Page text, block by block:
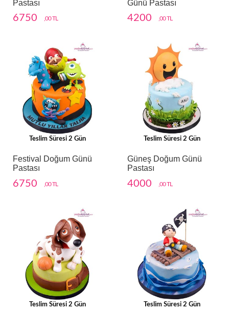
Pastası
6750 ,00 TL
Günü Pastası
4200 ,00 TL
Teslim Süresi 2 Gün
Festival Doğum Günü
Pastası
6750 ,00 TL
Teslim Süresi 2 Gün
Güneş Doğum Günü
Pastası
4000 ,00 TL
Teslim Süresi 2 Gün Teslim Süresi 2 Gün